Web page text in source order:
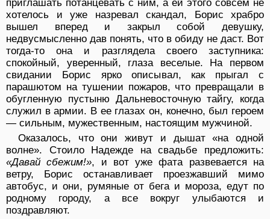
приглашать потанцевать с ним, а ей этого совсем не
хотелось и уже назревал скандал, Борис храбро
вышел вперед и закрыл собой девушку,
недвусмысленно дав понять, что в обиду не даст. Вот
тогда-то она и разглядела своего заступника:
спокойный, уверенный, глаза веселые. На первом
свидании Борис ярко описывал, как прыгал с
парашютом на тушении пожаров, что превращали в
обугленную пустыню Дальневосточную тайгу, когда
служил в армии. В ее глазах он, конечно, был героем
— сильным, мужественным, настоящим мужчиной.
Оказалось, что они живут и дышат «на одной
волне». Стоило Надежде на свадьбе предложить:
«Давай сбежим!», и вот уже фата развевается на
ветру, Борис останавливает проезжавший мимо
автобус, и они, румяные от бега и мороза, едут по
родному городу, а все вокруг улыбаются и
поздравляют.